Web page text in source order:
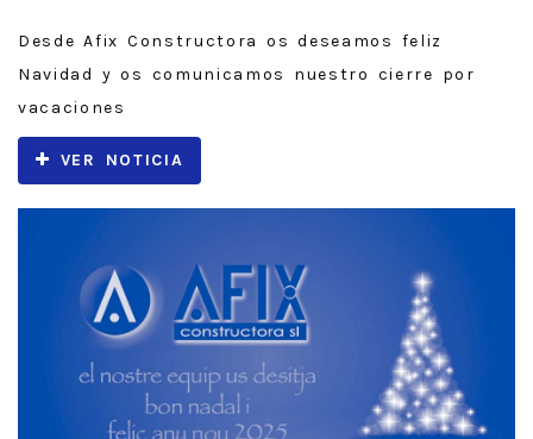
Desde Afix Constructora os deseamos feliz
Navidad y os comunicamos nuestro cierre por
vacaciones
VER NOTICIA